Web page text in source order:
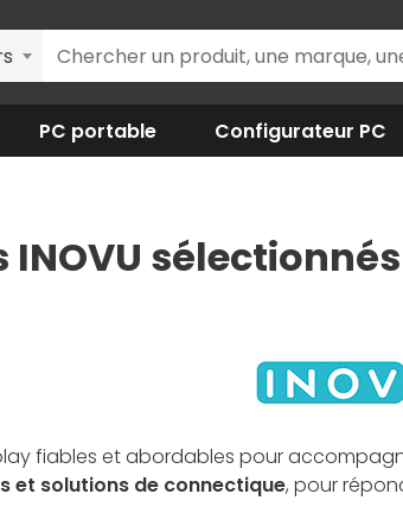
PC portable Configurateur PC
fiables et abordables pour
et solutions de connectique, pour
un excellent rapport qualité/prix et une